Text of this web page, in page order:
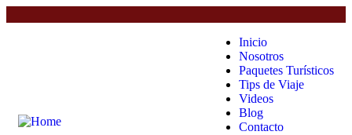
Inicio
Nosotros
Paquetes Turísticos
Tips de Viaje
Videos
Blog
Contacto